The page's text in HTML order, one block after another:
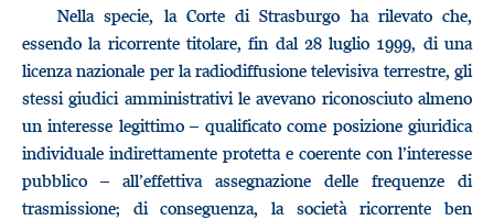
Nella specie, la Corte di Strasburgo ha rilevato che,
essendo la ricorrente titolare, fin dal 28 luglio 1999, di una
licenza nazionale per la radiodiffusione televisiva terrestre, gli
stessi giudici amministrativi le avevano riconosciuto almeno
un interesse legittimo – qualificato come posizione giuridica
individuale indirettamente protetta e coerente con l’interesse
pubblico – all’effettiva assegnazione delle frequenze di
trasmissione; di conseguenza, la società ricorrente ben